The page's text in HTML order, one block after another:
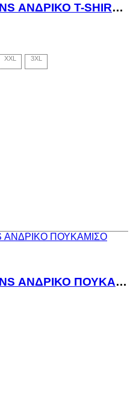
CALVIN KLEIN JEANS ΑΝΔΡΙΚΟ T-SHIRT 30S MICRO MONOLOGO GRAPHIC
XXL 3XL
CALVIN KLEIN JEANS ΑΝΔΡΙΚΟ ΠΟΥΚΑΜΙΣΟ ΛΙΝΟ SOLID CASUAL